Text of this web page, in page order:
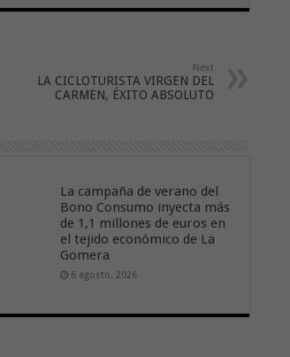
Next
LA CICLOTURISTA VIRGEN DEL
CARMEN, ÉXITO ABSOLUTO
La campaña de verano del
Bono Consumo inyecta más
de 1,1 millones de euros en
el tejido económico de La
Gomera
6 agosto, 2026